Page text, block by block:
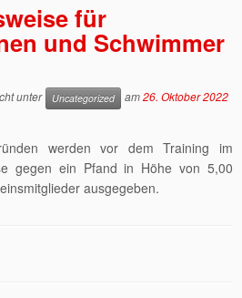
für
und Schwimmer
unter Uncategorized am26. Oktober 2022
werden vor dem Training im
gegen ein Pfand in Höhe von 5,00
ausgegeben.